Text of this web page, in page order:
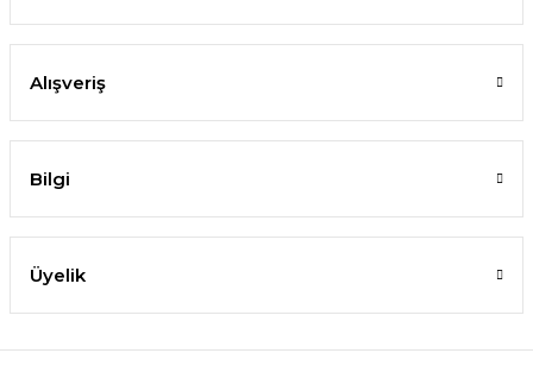
Alışveriş
Bilgi
Üyelik